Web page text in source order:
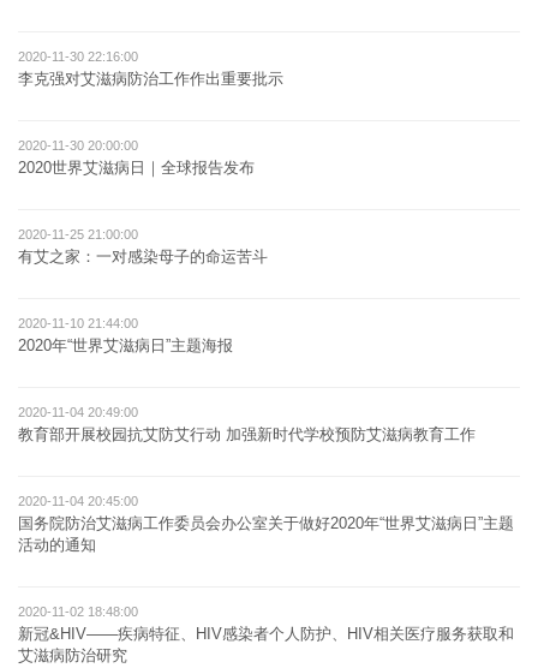
2020-11-30 22:16:00
李克强对艾滋病防治工作作出重要批示
2020-11-30 20:00:00
2020世界艾滋病日｜全球报告发布
2020-11-25 21:00:00
有艾之家：一对感染母子的命运苦斗
2020-11-10 21:44:00
2020年“世界艾滋病日”主题海报
2020-11-04 20:49:00
教育部开展校园抗艾防艾行动 加强新时代学校预防艾滋病教育工作
2020-11-04 20:45:00
国务院防治艾滋病工作委员会办公室关于做好2020年“世界艾滋病日”主题
活动的通知
2020-11-02 18:48:00
新冠&HIV——疾病特征、HIV感染者个人防护、HIV相关医疗服务获取和
艾滋病防治研究